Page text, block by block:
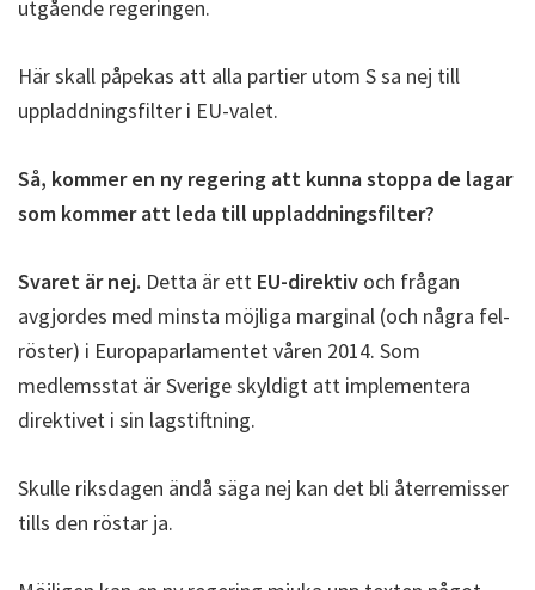
utgående regeringen.
Här skall påpekas att alla partier utom S sa nej till
uppladdningsfilter i EU-valet.
Så, kommer en ny regering att kunna stoppa de lagar
som kommer att leda till uppladdningsfilter?
Svaret är nej. Detta är ett EU-direktiv och frågan
avgjordes med minsta möjliga marginal (och några fel-
röster) i Europaparlamentet våren 2014. Som
medlemsstat är Sverige skyldigt att implementera
direktivet i sin lagstiftning.
Skulle riksdagen ändå säga nej kan det bli återremisser
tills den röstar ja.